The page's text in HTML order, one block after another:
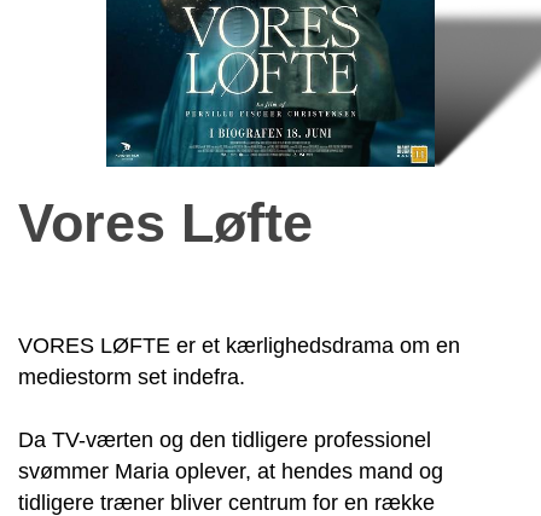
Vores Løfte
VORES LØFTE er et kærlighedsdrama om en
mediestorm set indefra.
Da TV-værten og den tidligere professionel
svømmer Maria oplever, at hendes mand og
tidligere træner bliver centrum for en række